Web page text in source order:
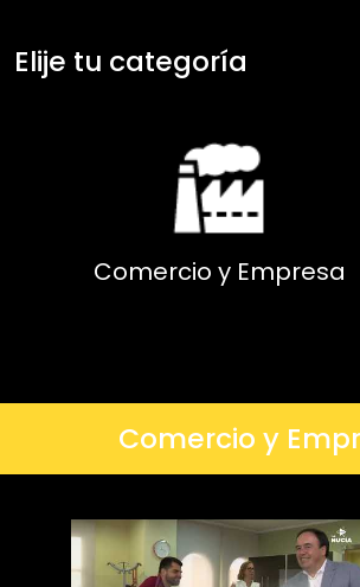
Elije tu categoría
Comercio y Empresa
Comercio y